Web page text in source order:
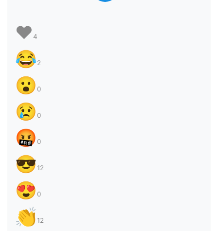
❤️4
😂2
😮 0
😢 0
🤬 0
😎12
😍 0
👏 12